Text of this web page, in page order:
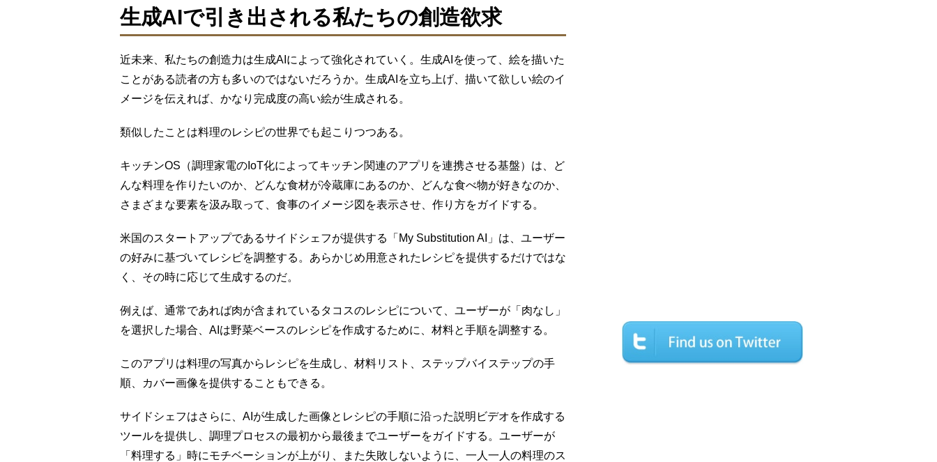
生成AIで引き出される私たちの創造欲求
近未来、私たちの創造力は生成AIによって強化されていく。生成AIを使って、絵を描いた
ことがある読者の方も多いのではないだろうか。生成AIを立ち上げ、描いて欲しい絵のイ
メージを伝えれば、かなり完成度の高い絵が生成される。
類似したことは料理のレシピの世界でも起こりつつある。
キッチンOS（調理家電のIoT化によってキッチン関連のアプリを連携させる基盤）は、ど
んな料理を作りたいのか、どんな食材が冷蔵庫にあるのか、どんな食べ物が好きなのか、
さまざまな要素を汲み取って、食事のイメージ図を表示させ、作り方をガイドする。
米国のスタートアップであるサイドシェフが提供する「My Substitution AI」は、ユーザー
の好みに基づいてレシピを調整する。あらかじめ用意されたレシピを提供するだけではな
く、その時に応じて生成するのだ。
例えば、通常であれば肉が含まれているタコスのレシピについて、ユーザーが「肉なし」
を選択した場合、AIは野菜ベースのレシピを作成するために、材料と手順を調整する。
このアプリは料理の写真からレシピを生成し、材料リスト、ステップバイステップの手
順、カバー画像を提供することもできる。
サイドシェフはさらに、AIが生成した画像とレシピの手順に沿った説明ビデオを作成する
ツールを提供し、調理プロセスの最初から最後までユーザーをガイドする。ユーザーが
「料理する」時にモチベーションが上がり、また失敗しないように、一人一人の料理のス